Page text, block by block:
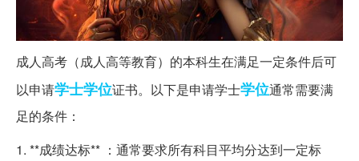
成人高考（成人高等教育）的本科生在满足一定条件后可
以申请学士学位证书。以下是申请学士学位通常需要满
足的条件：
1. **成绩达标** ：通常要求所有科目平均分达到一定标